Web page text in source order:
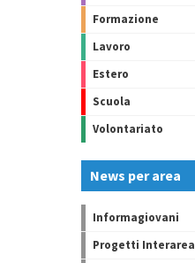
Formazione
Lavoro
Estero
Scuola
Volontariato
News per area
Informagiovani
Progetti Interarea